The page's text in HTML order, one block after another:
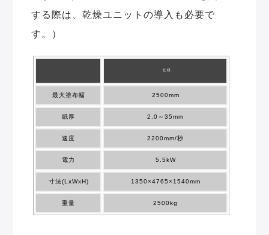
する際は、乾燥ユニットの導入も必要で
す。）
仕様
最大塗布幅 2500mm
紙厚 2.0～35mm
速度 2200mm/秒
電力 5.5kW
寸法(LxWxH) 1350×4765×1540mm
重量 2500kg